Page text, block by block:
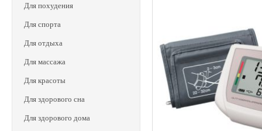
Для похудения
Для спорта
Для отдыха
Для массажа
Для красоты
Для здорового сна
Для здорового дома